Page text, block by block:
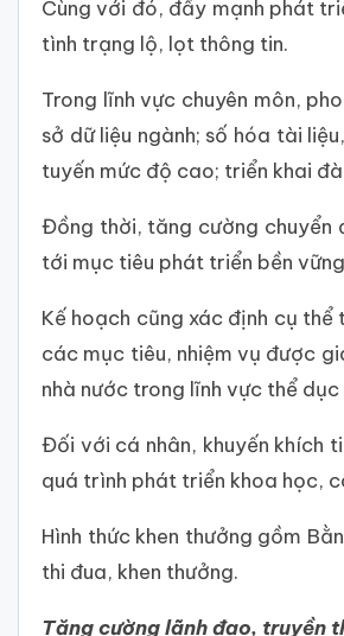
Cùng với đó, đẩy mạnh phát
tình trạng lộ, lọt thông tin.
Trong lĩnh vực chuyên môn,
sở dữ liệu ngành; số hóa tài
tuyến mức độ cao; triển khai
Đồng thời, tăng cường chuyển
tới mục tiêu phát triển bền
Kế hoạch cũng xác định cụ
các mục tiêu, nhiệm vụ được
nhà nước trong lĩnh vực thể
Đối với cá nhân, khuyến khích
quá trình phát triển khoa học,
Hình thức khen thưởng gồm
thi đua, khen thưởng.
Tăng cường lãnh đạo, truyền